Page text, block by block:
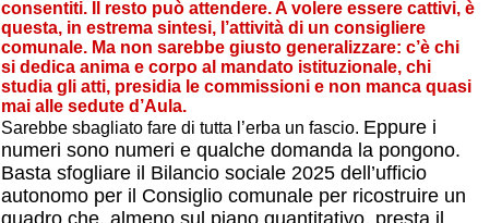
consentiti. Il resto può attendere. A volere essere cattivi, è
questa, in estrema sintesi, l’attività di un consigliere
comunale. Ma non sarebbe giusto generalizzare: c’è chi
si dedica anima e corpo al mandato istituzionale, chi
studia gli atti, presidia le commissioni e non manca quasi
mai alle sedute d’Aula.
Sarebbe sbagliato fare di tutta l’erba un fascio. Eppure i
numeri sono numeri e qualche domanda la pongono.
Basta sfogliare il Bilancio sociale 2025 dell’ufficio
autonomo per il Consiglio comunale per ricostruire un